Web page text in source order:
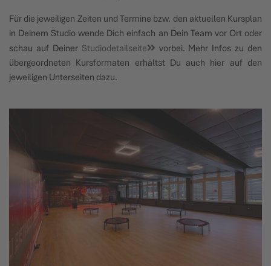
Für die jeweiligen Zeiten und Termine bzw. den aktuellen Kursplan
in Deinem Studio wende Dich einfach an Dein Team vor Ort oder
schau auf Deiner Studiodetailseite
vorbei. Mehr Infos zu den
übergeordneten Kursformaten erhältst Du auch hier auf den
jeweiligen Unterseiten dazu.